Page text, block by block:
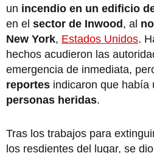
un incendio en un edificio
en el sector de Inwood, al
New York, Estados Unidos.
hechos acudieron las
emergencia de inmediata,
reportes indicaron que había
personas heridas.
Tras los trabajos para
los resdientes del lugar, se